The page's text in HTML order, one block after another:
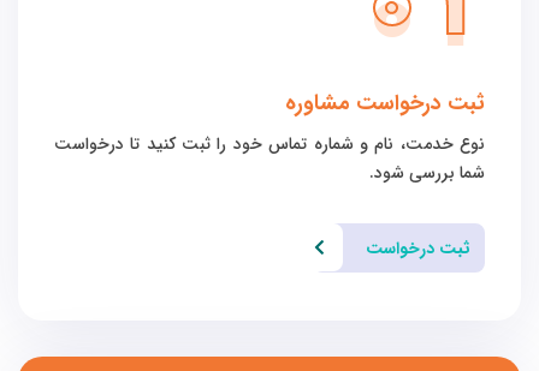
ثبت درخواست مشاوره
نوع خدمت، نام و شماره تماس خود را ثبت کنید تا درخواست
شما بررسی شود.
ثبت درخواست